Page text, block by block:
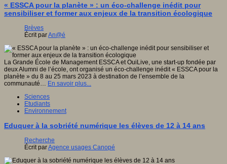
« ESSCA pour la planète » : un éco-challenge inédit pour
sensibiliser et former aux enjeux de la transition écologique
Brèves
Écrit parAn@é
La Grande École de Management ESSCA et OuiLive, une start-up fondée par
deux Alumni de l’école, ont organisé un éco-challenge inédit « ESSCA pour la
planète » du 8 au 25 mars 2023 à destination de l’ensemble de la
communauté… En savoir plus...
Sciences
Etudiants
Environnement
Eduquer à la sobriété numérique les élèves de 12 à 14 ans
Recherche
Écrit parAgence usages Canopé